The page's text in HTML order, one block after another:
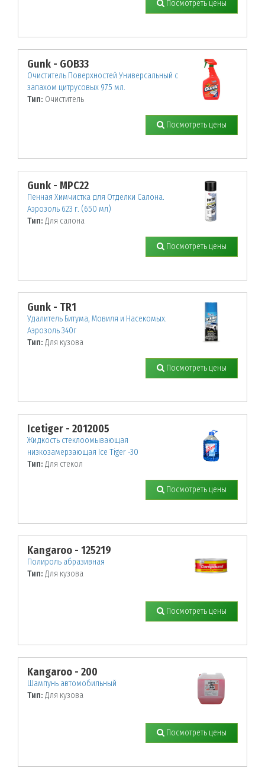
Посмотреть цены
Gunk - GOB33
Очиститель Поверхностей Универсальный с
запахом цитрусовых 975 мл.
Тип: Очиститель
Посмотреть цены
Gunk - MPC22
Пенная Химчистка для Отделки Салона.
Аэрозоль 623 г. (650 мл)
Тип: Для салона
Посмотреть цены
Gunk - TR1
Удалитель Битума, Мовиля и Насекомых.
Аэрозоль 340г
Тип: Для кузова
Посмотреть цены
Icetiger - 2012005
Жидкость стеклоомывающая
низкозамерзающая Ice Tiger -30
Тип: Для стекол
Посмотреть цены
Kangaroo - 125219
Полироль абразивная
Тип: Для кузова
Посмотреть цены
Kangaroo - 200
Шампунь автомобильный
Тип: Для кузова
Посмотреть цены